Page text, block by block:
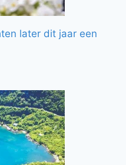
later dit jaar een